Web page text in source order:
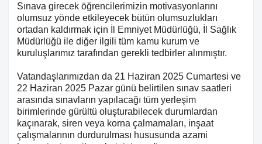
Sınava girecek öğrencilerimizin motivasyonlarını
olumsuz yönde etkileyecek bütün olumsuzlukları
ortadan kaldırmak için İl Emniyet Müdürlüğü, İl Sağlık
Müdürlüğü ile diğer ilgili tüm kamu kurum ve
kuruluşlarımız tarafından gerekli tedbirler alınmıştır.
Vatandaşlarımızdan da 21 Haziran 2025 Cumartesi ve
22 Haziran 2025 Pazar günü belirtilen sınav saatleri
arasında sınavların yapılacağı tüm yerleşim
birimlerinde gürültü oluşturabilecek durumlardan
kaçınarak, siren veya korna çalmamaları, inşaat
çalışmalarının durdurulması hususunda azami